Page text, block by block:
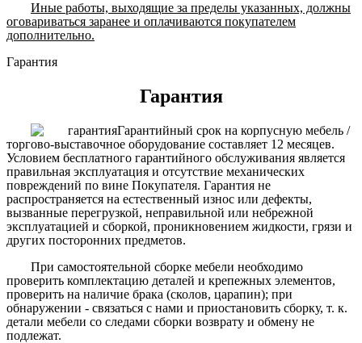
Иные работы, выходящие за пределы указанных, должны
оговариваться заранее и оплачиваются покупателем
дополнительно.
Гарантия
Гарантия
Гарантийный срок на корпусную мебель /
торгово-выставочное оборудование составляет 12 месяцев.
Условием бесплатного гарантийного обслуживания является
правильная эксплуатация и отсутствие механических
повреждений по вине Покупателя. Гарантия не
распространяется на естественный износ или дефекты,
вызванные перегрузкой, неправильной или небрежной
эксплуатацией и сборкой, проникновением жидкости, грязи и
других посторонних предметов.
При самостоятельной сборке мебели необходимо
проверить комплектацию деталей и крепежных элементов,
проверить на наличие брака (сколов, царапин); при
обнаружении - связаться с нами и приостановить сборку, т. к.
детали мебели со следами сборки возврату и обмену не
подлежат.